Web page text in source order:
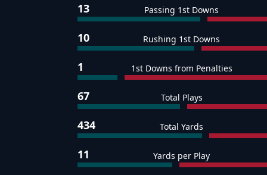
13 Passing 1st Downs
10 Rushing 1st Downs
1 1st Downs from Penalties
67 Total Plays
434 Total Yards
11 Yards per Play